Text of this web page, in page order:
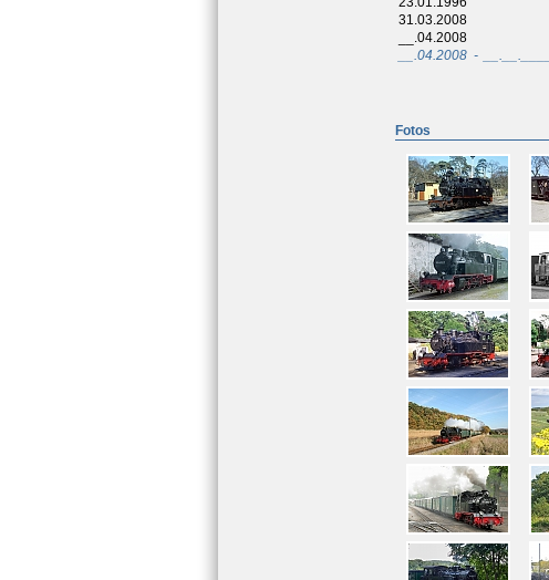
31.03.2008
__.04.2008
__.04.2008 - __.__.____
Fotos